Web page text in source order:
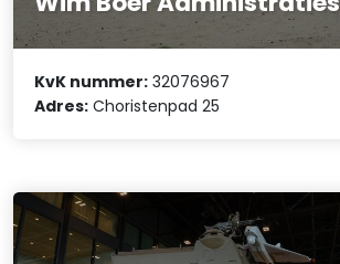
KvK nummer: 32076967
Adres: Choristenpad 25